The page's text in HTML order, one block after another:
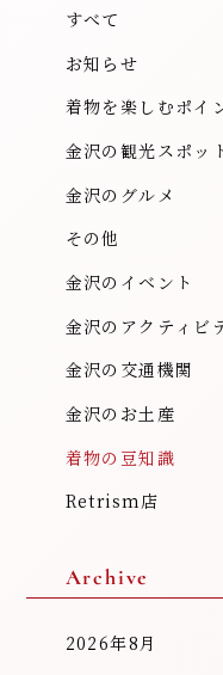
すべて
お知らせ
着物を楽しむポイ
金沢の観光スポッ
金沢のグルメ
その他
金沢のイベント
金沢のアクティビ
金沢の交通機関
金沢のお土産
着物の豆知識
Retrism店
Archive
2026年8月